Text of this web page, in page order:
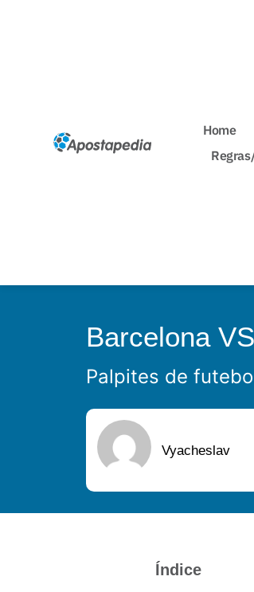
Home
Barcelona
Palpites de
Vyacheslav
Índice